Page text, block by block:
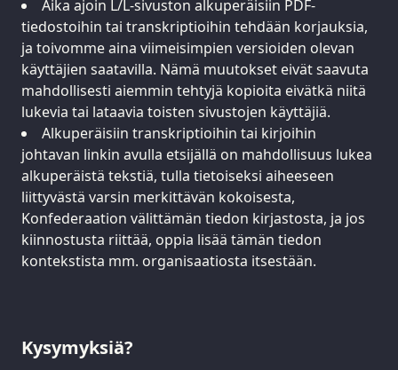
Aika ajoin L/L-sivuston alkuperäisiin PDF-
tiedostoihin tai transkriptioihin tehdään korjauksia,
ja toivomme aina viimeisimpien versioiden olevan
käyttäjien saatavilla. Nämä muutokset eivät saavuta
mahdollisesti aiemmin tehtyjä kopioita eivätkä niitä
lukevia tai lataavia toisten sivustojen käyttäjiä.
Alkuperäisiin transkriptioihin tai kirjoihin
johtavan linkin avulla etsijällä on mahdollisuus lukea
alkuperäistä tekstiä, tulla tietoiseksi aiheeseen
liittyvästä varsin merkittävän kokoisesta,
Konfederaation välittämän tiedon kirjastosta, ja jos
kiinnostusta riittää, oppia lisää tämän tiedon
kontekstista mm. organisaatiosta itsestään.
Kysymyksiä?